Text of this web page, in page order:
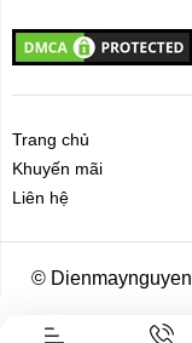
Trang chủ
Khuyến mãi
Liên hệ
©